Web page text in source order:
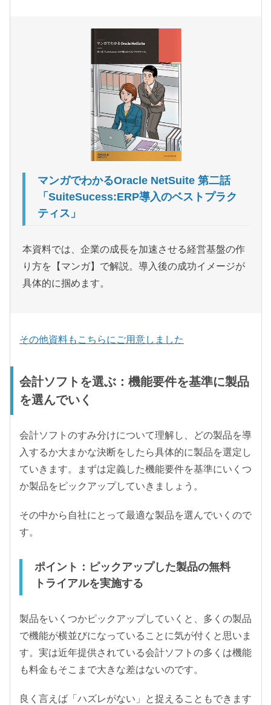
マンガでわかるOracle NetSuite 第二話
「SuiteSucess:ERP導入のベストプラク
ティス」
本資料では、企業の成長を加速させる経営基盤の作
り方を【マンガ】で解説。導入後の成功イメージが
具体的に掴めます。
その他資料もこちらにご用意しました
会計ソフトを選ぶ：機能要件を基準に製品
を選んでいく
会計ソフトのすみ分けについて理解し、どの製品を導
入するか大まかな決断をしたら具体的に製品を選定し
ていきます。まずは定義した機能要件を基準にいくつ
か製品をピックアップしていきましょう。
その中から自社にとって最適な製品を選んでいくので
す。
ポイント：ピックアップした製品の無料
トライアルを実施する
製品をいくつかピックアップしていくと、多くの製品
で機能が横並びになっていることに気が付くと思いま
す。実は近年提供されている会計ソフトの多くは機能
も料金もそこまで大きな差はないのです。
良く言えば「ハズレがない」と捉えることもできます